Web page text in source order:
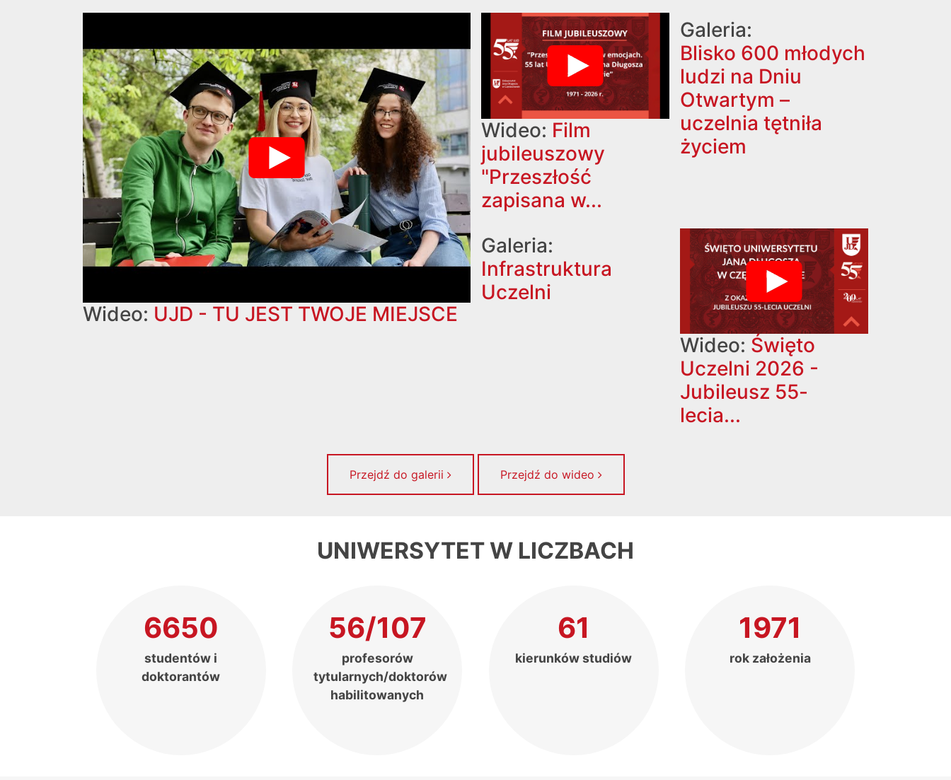
Wideo: UJD - TU JEST TWOJE MIEJSCE
Wideo: Film
jubileuszowy
"Przeszłość
zapisana w...
Galeria:
Blisko 600 młodych
ludzi na Dniu
Otwartym –
uczelnia tętniła
życiem
Galeria:
Infrastruktura
Uczelni
Wideo: Święto
Uczelni 2026 -
Jubileusz 55-
lecia...
Przejdź do galerii Przejdź do wideo
UNIWERSYTET W LICZBACH
6650
studentów i
doktorantów
56/107
profesorów
tytularnych/doktorów
habilitowanych
61
kierunków studiów
1971
rok założenia